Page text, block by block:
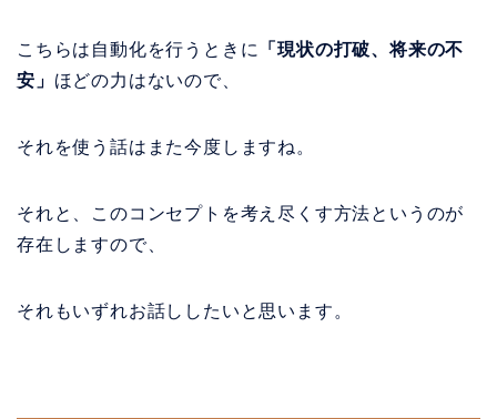
こちらは自動化を行うときに 「現状の打破、将来の不
安」 ほどの力はないので、
それを使う話はまた今度しますね。
それと、このコンセプトを考え尽くす方法というのが
存在しますので、
それもいずれお話ししたいと思います。